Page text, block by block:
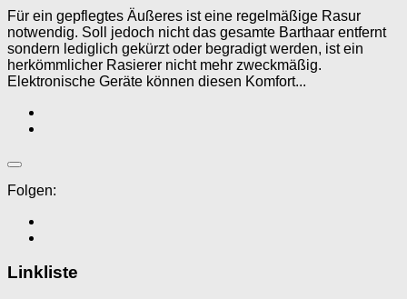
Für ein gepflegtes Äußeres ist eine regelmäßige Rasur
notwendig. Soll jedoch nicht das gesamte Barthaar entfernt
sondern lediglich gekürzt oder begradigt werden, ist ein
herkömmlicher Rasierer nicht mehr zweckmäßig.
Elektronische Geräte können diesen Komfort...
Folgen:
Linkliste